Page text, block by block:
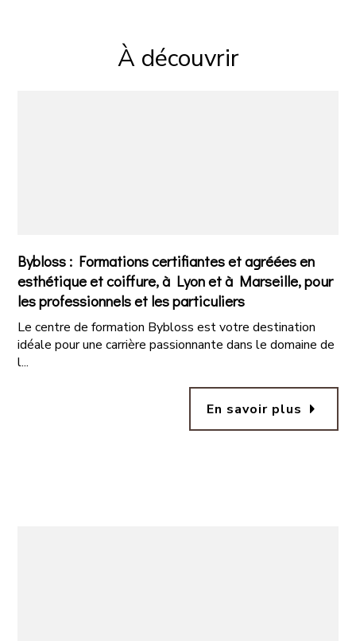
À découvrir
Bybloss : Formations certifiantes et agréées en
esthétique et coiffure, à Lyon et à Marseille, pour
les professionnels et les particuliers
Le centre de formation Bybloss est votre destination
idéale pour une carrière passionnante dans le domaine de
l...
En savoir plus arrow_right